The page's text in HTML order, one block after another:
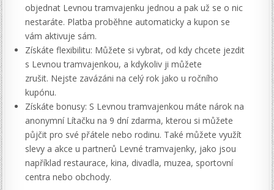
objednat Levnou tramvajenku jednou a pak už se o nic
nestaráte. Platba proběhne automaticky a kupon se
vám aktivuje sám.
Získáte flexibilitu: Můžete si vybrat, od kdy chcete jezdit
s Levnou tramvajenkou, a kdykoliv ji můžete
zrušit. Nejste zavázáni na celý rok jako u ročního
kupónu.
Získáte bonusy: S Levnou tramvajenkou máte nárok na
anonymní Lítačku na 9 dní zdarma, kterou si můžete
půjčit pro své přátele nebo rodinu. Také můžete využít
slevy a akce u partnerů Levné tramvajenky, jako jsou
například restaurace, kina, divadla, muzea, sportovní
centra nebo obchody.